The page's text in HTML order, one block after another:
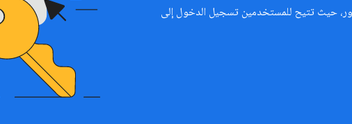
حيث تتيح للمستخدمين تسجيل الدخول إلى